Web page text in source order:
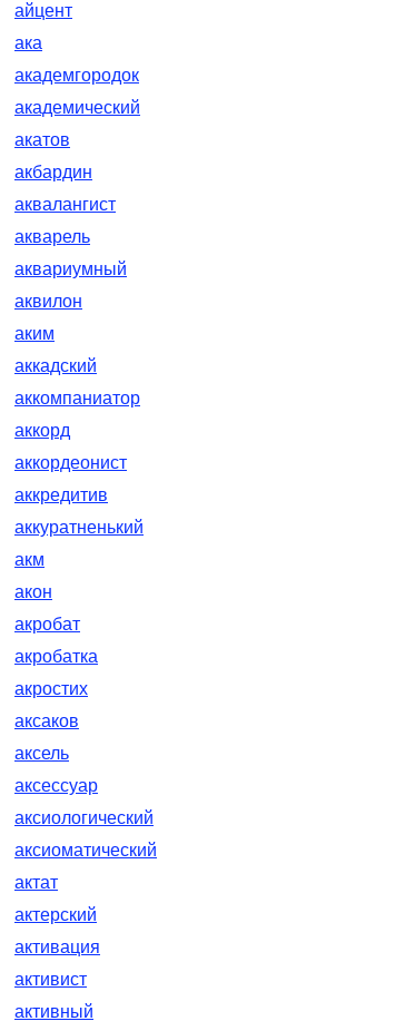
айцент
ака
академгородок
академический
акатов
акбардин
аквалангист
акварель
аквариумный
аквилон
аким
аккадский
аккомпаниатор
аккорд
аккордеонист
аккредитив
аккуратненький
акм
акон
акробат
акробатка
акростих
аксаков
аксель
аксессуар
аксиологический
аксиоматический
актат
актерский
активация
активист
активный